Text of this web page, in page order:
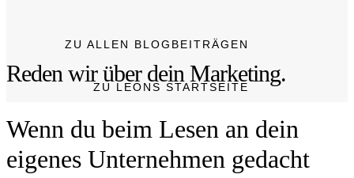
ZU ALLEN BLOGBEITRÄGEN
ZU LEONS STARTSEITE
Reden wir über dein Marketing.
Wenn du beim Lesen an dein
eigenes Unternehmen gedacht